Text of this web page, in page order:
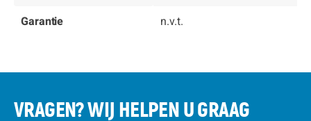
Garantie
n.v.t.
VRAGEN? WIJ HELPEN U GRAAG